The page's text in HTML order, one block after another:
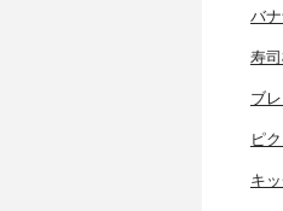
バ
寿
ブ
ピ
キ